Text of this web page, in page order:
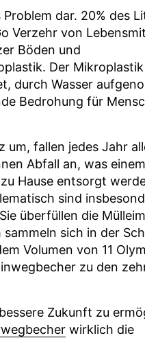
dar. 20% des
Verzehr von
Böden und
Der
durch Wasser
Bedrohung für
um, fallen jedes Jahr
Abfall an, was
Hause entsorgt
sind
überfüllen die
sich in der
Volumen von 11
zu den
Zukunft zu
wirklich die